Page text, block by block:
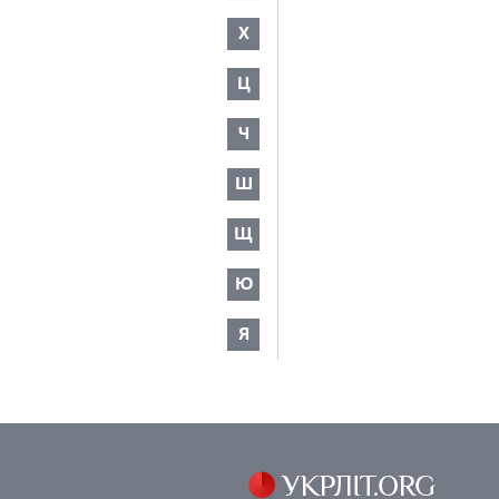
Х
Ц
Ч
Ш
Щ
Ю
Я